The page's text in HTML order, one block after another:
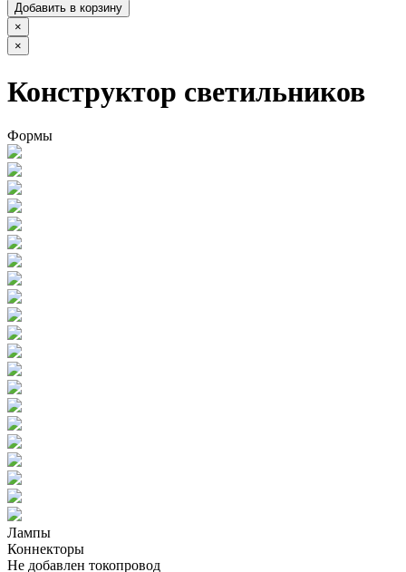
Добавить в корзину
×
×
Конструктор светильников
Формы
Лампы
Коннекторы
Не добавлен токопровод